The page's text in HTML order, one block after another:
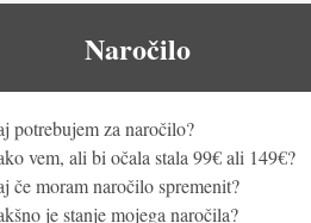
Naročilo
potrebujem za naročilo?
vem, ali bi očala stala 99€ ali 149€?
če moram naročilo spremenit?
je stanje mojega naročila?